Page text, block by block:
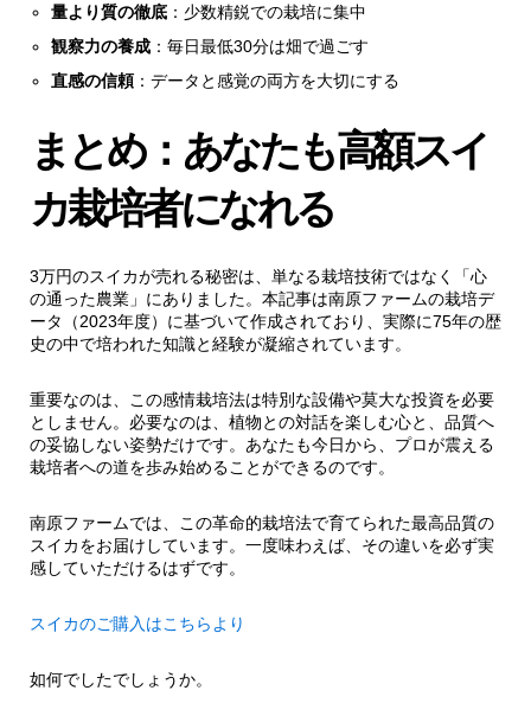
量より質の徹底 ：少数精鋭での栽培に集中
観察力の養成 ：毎日最低30分は畑で過ごす
直感の信頼 ：データと感覚の両方を大切にする
まとめ：あなたも高額スイ
カ栽培者になれる
3万円のスイカが売れる秘密は、単なる栽培技術ではなく「心
の通った農業」にありました。本記事は南原ファームの栽培デ
ータ（2023年度）に基づいて作成されており、実際に75年の歴
史の中で培われた知識と経験が凝縮されています。
重要なのは、この感情栽培法は特別な設備や莫大な投資を必要
としません。必要なのは、植物との対話を楽しむ心と、品質へ
の妥協しない姿勢だけです。あなたも今日から、プロが震える
栽培者への道を歩み始めることができるのです。
南原ファームでは、この革命的栽培法で育てられた最高品質の
スイカをお届けしています。一度味わえば、その違いを必ず実
感していただけるはずです。
スイカのご購入はこちらより
如何でしたでしょうか。